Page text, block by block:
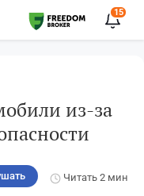
15
из-за
Читать 2 мин